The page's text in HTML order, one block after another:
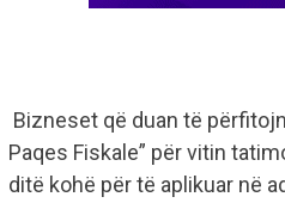
Bizneset që duan të
Paqes Fiskale” për vitin
ditë kohë për të aplikuar në